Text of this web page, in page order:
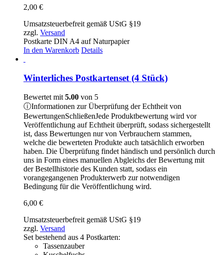
2,00 €
Umsatzsteuerbefreit gemäß UStG §19
zzgl. Versand
Postkarte DIN A4 auf Naturpapier
In den Warenkorb Details
Winterliches Postkartenset (4 Stück)
Bewertet mit 5.00 von 5
ⓘInformationen zur Überprüfung der Echtheit von
BewertungenSchließenJede Produktbewertung wird vor
Veröffentlichung auf Echtheit überprüft, sodass sichergestellt
ist, dass Bewertungen nur von Verbrauchern stammen,
welche die bewerteten Produkte auch tatsächlich erworben
haben. Die Überprüfung findet händisch und persönlich durch
uns in Form eines manuellen Abgleichs der Bewertung mit
der Bestellhistorie des Kunden statt, sodass ein
vorangegangenen Produkterwerb zur notwendigen
Bedingung für die Veröffentlichung wird.
6,00 €
Umsatzsteuerbefreit gemäß UStG §19
zzgl. Versand
Set bestehend aus 4 Postkarten:
Tassenzauber